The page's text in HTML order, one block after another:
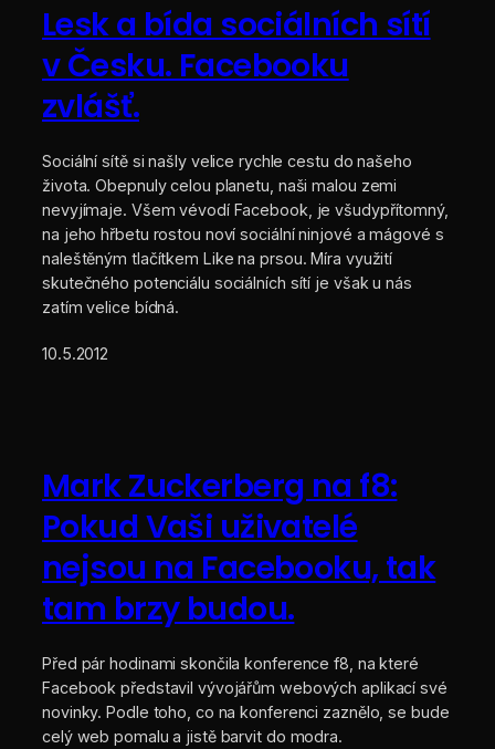
Lesk a bída sociálních sítí
v Česku. Facebooku
zvlášť.
Sociální sítě si našly velice rychle cestu do našeho
života. Obepnuly celou planetu, naši malou zemi
nevyjímaje. Všem vévodí Facebook, je všudypřítomný,
na jeho hřbetu rostou noví sociální ninjové a mágové s
naleštěným tlačítkem Like na prsou. Míra využití
skutečného potenciálu sociálních sítí je však u nás
zatím velice bídná.
10.5.2012
Mark Zuckerberg na f8:
Pokud Vaši uživatelé
nejsou na Facebooku, tak
tam brzy budou.
Před pár hodinami skončila konference f8, na které
Facebook představil vývojářům webových aplikací své
novinky. Podle toho, co na konferenci zaznělo, se bude
celý web pomalu a jistě barvit do modra.